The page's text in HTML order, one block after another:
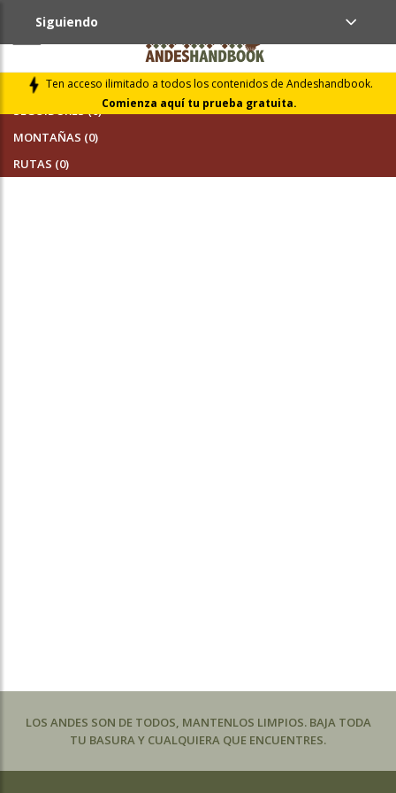
Ten acceso ilimitado a todos los contenidos de Andeshandbook.
Comienza aquí tu prueba gratuita.
Siguiendo
SEGUIDORES (0)
MONTAÑAS (0)
RUTAS (0)
LOS ANDES SON DE TODOS, MANTENLOS LIMPIOS. BAJA TODA
TU BASURA Y CUALQUIERA QUE ENCUENTRES.